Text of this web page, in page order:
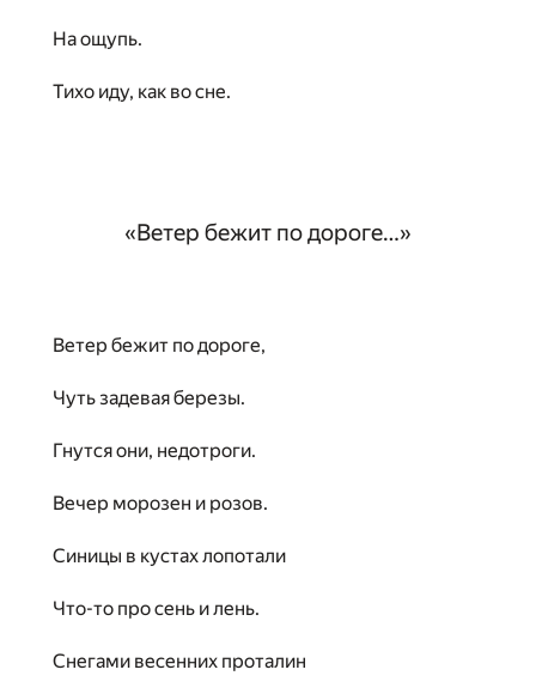
На ощупь.
Тихо иду, как во сне.
«Ветер бежит по дороге…»
Ветер бежит по дороге,
Чуть задевая березы.
Гнутся они, недотроги.
Вечер морозен и розов.
Синицы в кустах лопотали
Что-то про сень и лень.
Снегами весенних проталин